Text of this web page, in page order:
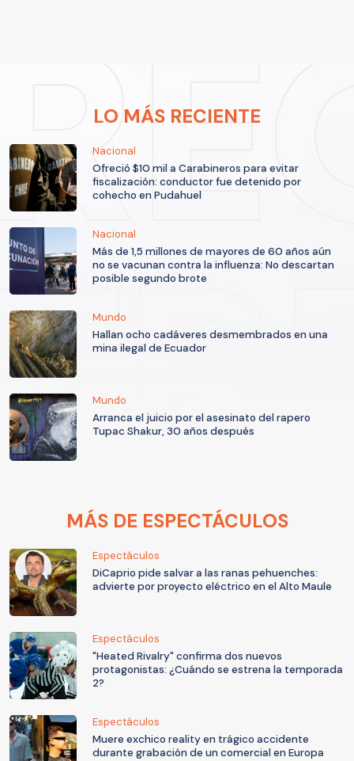
LO MÁS RECIENTE
Nacional
Ofreció $10 mil a Carabineros para evitar
fiscalización: conductor fue detenido por
cohecho en Pudahuel
Nacional
Más de 1,5 millones de mayores de 60 años aún
no se vacunan contra la influenza: No descartan
posible segundo brote
Mundo
Hallan ocho cadáveres desmembrados en una
mina ilegal de Ecuador
Mundo
Arranca el juicio por el asesinato del rapero
Tupac Shakur, 30 años después
MÁS DE ESPECTÁCULOS
Espectáculos
DiCaprio pide salvar a las ranas pehuenches:
advierte por proyecto eléctrico en el Alto Maule
Espectáculos
"Heated Rivalry" confirma dos nuevos
protagonistas: ¿Cuándo se estrena la temporada
2?
Espectáculos
Muere exchico reality en trágico accidente
durante grabación de un comercial en Europa